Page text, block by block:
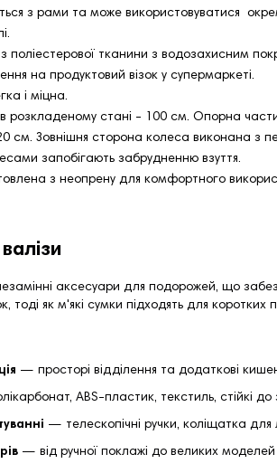
з рами та може використовуватися
поліестерової тканини з водозахисним
на продуктовий візок у супермаркеті.
і міцна.
розкладеному стані - 100 см. Опорна
см. Зовнішня сторона колеса виконана з
запобігають забрудненню взуття.
з неопрену для комфортного
аксесуари для подорожей, що
тоді як м'які сумки підходять для
— просторі відділення та додаткові
ABS-пластик, текстиль, стійкі
— телескопічні ручки, коліщатка
— від ручної поклажі до великих